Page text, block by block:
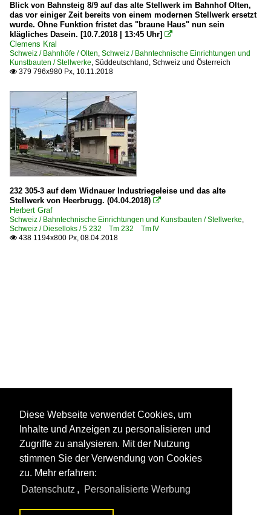
Blick von Bahnsteig 8/9 auf das alte Stellwerk im Bahnhof Olten,
das vor einiger Zeit bereits von einem modernen Stellwerk ersetzt
wurde. Ohne Funktion fristet das "braune Haus" nun sein
klägliches Dasein. [10.7.2018 | 13:45 Uhr] 
Clemens Kral
Schweiz / Bahnhöfe / Olten, Schweiz / Bahntechnische Einrichtungen und
Kunstbauten / Stellwerke, Süddeutschland, Schweiz und Österreich
 379 796x980 Px, 10.11.2018
232 305-3 auf dem Widnauer Industriegeleise und das alte
Stellwerk von Heerbrugg. (04.04.2018) 
Herbert Graf
Schweiz / Bahntechnische Einrichtungen und Kunstbauten / Stellwerke,
Schweiz / Dieselloks / 5 232 Tm 232 Tm IV
 438 1194x800 Px, 08.04.2018
Diese Webseite verwendet Cookies, um
Inhalte und Anzeigen zu personalisieren und
Zugriffe zu analysieren. Mit der Nutzung
stimmen Sie der Verwendung von Cookies
zu. Mehr erfahren:
Datenschutz , Personalisierte Werbung